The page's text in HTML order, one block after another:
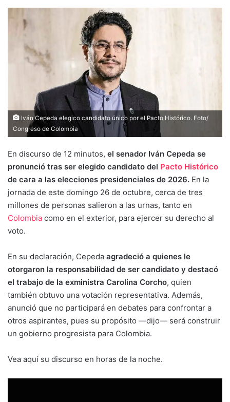
Iván Cepeda elegico candidato único por el Pacto Histórico. Foto/
Congreso de Colombia
En discurso de 12 minutos, el senador Iván Cepeda se
pronunció tras ser elegido candidato del Pacto Histórico
de cara a las elecciones presidenciales de 2026. En la
jornada de este domingo 26 de octubre, cerca de tres
millones de personas salieron a las urnas, tanto en
Colombia como en el exterior, para ejercer su derecho al
voto.
En su declaración, Cepeda agradeció a quienes le
otorgaron la responsabilidad de ser candidato y destacó
el trabajo de la exministra Carolina Corcho, quien
también obtuvo una votación representativa. Además,
anunció que no participará en debates para confrontar a
otros aspirantes, pues su propósito —dijo— será construir
un gobierno progresista para Colombia.
Vea aquí su discurso en horas de la noche.